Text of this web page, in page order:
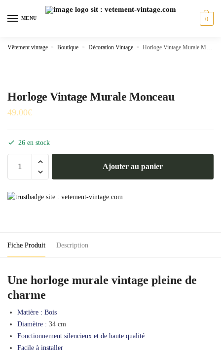
MENU 0
Vêtement vintage » Boutique » Décoration Vintage » Horloge Vintage Murale Monceau
Horloge Vintage Murale Monceau
49.00€
26 en stock
Vintage
Ajouter au panier
Fiche Produit Description
Une horloge murale vintage pleine de
charme
Matière : Bois
Diamètre : 34 cm
Fonctionnement silencieux et de haute qualité
Facile à installer